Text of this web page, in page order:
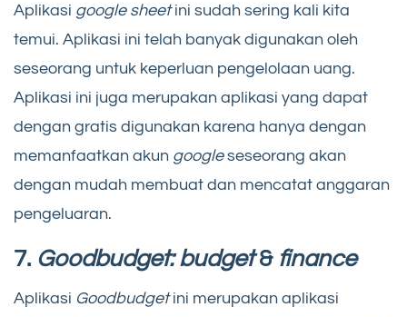
Aplikasi google sheetini sudah sering kali kita
temui. Aplikasi ini telah banyak digunakan oleh
seseorang untuk keperluan pengelolaan uang.
Aplikasi ini juga merupakan aplikasi yang dapat
dengan gratis digunakan karena hanya dengan
memanfaatkan akun googleseseorang akan
dengan mudah membuat dan mencatat anggaran
pengeluaran.
7. Goodbudget: budget&finance
Aplikasi Goodbudgetini merupakan aplikasi